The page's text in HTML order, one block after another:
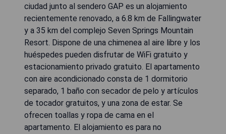
ciudad junto al sendero GAP es un alojamiento
recientemente renovado, a 6.8 km de Fallingwater
y a 35 km del complejo Seven Springs Mountain
Resort. Dispone de una chimenea al aire libre y los
huéspedes pueden disfrutar de WiFi gratuito y
estacionamiento privado gratuito. El apartamento
con aire acondicionado consta de 1 dormitorio
separado, 1 baño con secador de pelo y artículos
de tocador gratuitos, y una zona de estar. Se
ofrecen toallas y ropa de cama en el
apartamento. El alojamiento es para no